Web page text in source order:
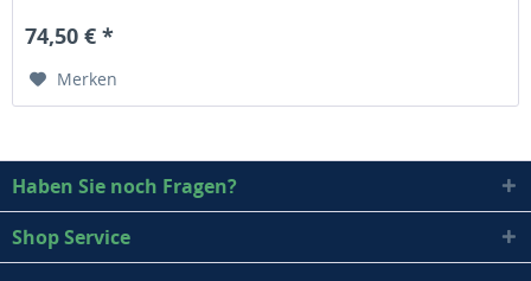
74,50 € *
Merken
Haben Sie noch Fragen?
Shop Service